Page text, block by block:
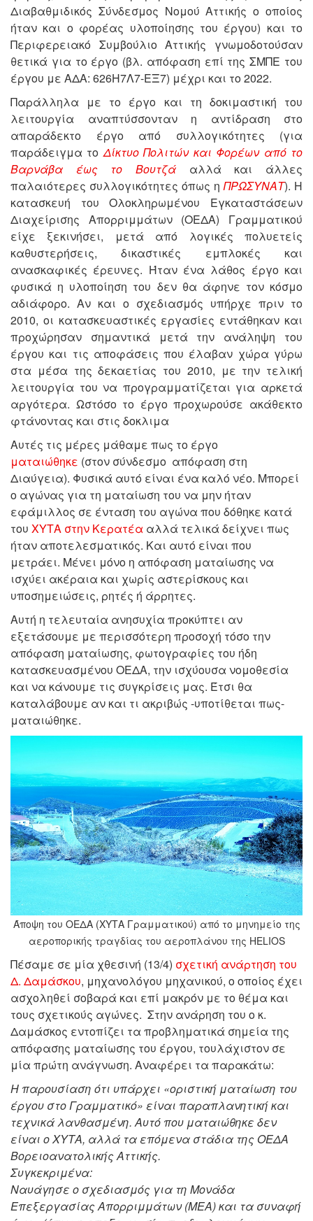
Διαβαθμιδικός Σύνδεσμος Νομού Αττικής ο οποίος
ήταν και ο φορέας υλοποίησης του έργου) και το
Περιφερειακό Συμβούλιο Αττικής γνωμοδοτούσαν
θετικά για το έργο (βλ. απόφαση επί της ΣΜΠΕ του
έργου με ΑΔΑ: 626Η7Λ7-ΕΞ7) μέχρι και το 2022.
Παράλληλα με το έργο και τη δοκιμαστική του
λειτουργία αναπτύσσονταν η αντίδραση στο
απαράδεκτο έργο από συλλογικότητες (για
παράδειγμα τοΔίκτυο Πολιτών και Φορέων από το
Βαρνάβα έως το Βουτζά
αλλά και άλλες
παλαιότερες συλλογικότητες όπως ηΠΡΩΣΥΝΑΤ). Η
κατασκευή του Ολοκληρωμένου Εγκαταστάσεων
Διαχείρισης Απορριμμάτων (ΟΕΔΑ) Γραμματικού
είχε ξεκινήσει, μετά από λογικές πολυετείς
καθυστερήσεις, δικαστικές εμπλοκές και
ανασκαφικές έρευνες. Ήταν ένα λάθος έργο και
φυσικά η υλοποίηση του δεν θα άφηνε τον κόσμο
αδιάφορο. Αν και ο σχεδιασμός υπήρχε πριν το
2010, οι κατασκευαστικές εργασίες εντάθηκαν και
προχώρησαν σημαντικά μετά την ανάληψη του
έργου και τις αποφάσεις που έλαβαν χώρα γύρω
στα μέσα της δεκαετίας του 2010, με την τελική
λειτουργία του να προγραμματίζεται για αρκετά
αργότερα. Ωστόσο το έργο προχωρούσε ακάθεκτο
φτάνοντας και στις δοκλιμα
Αυτές τις μέρες μάθαμε πως το έργο
ματαιώθηκε (στον σύνδεσμο απόφαση στη
Διαύγεια). Φυσικά αυτό είναι ένα καλό νέο. Μπορεί
ο αγώνας για τη ματαίωση του να μην ήταν
εφάμιλλος σε ένταση του αγώνα που δόθηκε κατά
του ΧΥΤΑ στην Κερατέα αλλά τελικά δείχνει πως
ήταν αποτελεσματικός. Και αυτό είναι που
μετράει. Μένει μόνο η απόφαση ματαίωσης να
ισχύει ακέραια και χωρίς αστερίσκους και
υποσημειώσεις, ρητές ή άρρητες.
Αυτή η τελευταία ανησυχία προκύπτει αν
εξετάσουμε με περισσότερη προσοχή τόσο την
απόφαση ματαίωσης, φωτογραφίες του ήδη
κατασκευασμένου ΟΕΔΑ, την ισχύουσα νομοθεσία
και να κάνουμε τις συγκρίσεις μας. Έτσι θα
καταλάβουμε αν και τι ακριβώς -υποτίθεται πως-
ματαιώθηκε.
Άποψη του ΟΕΔΑ (ΧΥΤΑ Γραμματικού) από το μηνημείο της
αεροπορικής τραγδίας του αεροπλάνου της HELIOS
Πέσαμε σε μία χθεσινή (13/4) σχετική ανάρτηση του
Δ. Δαμάσκου, μηχανολόγου μηχανικού, ο οποίος έχει
ασχοληθεί σοβαρά και επί μακρόν με το θέμα και
τους σχετικούς αγώνες. Στην ανάρηση του ο κ.
Δαμάσκος εντοπίζει τα προβληματικά σημεία της
απόφασης ματαίωσης του έργου, τουλάχιστον σε
μία πρώτη ανάγνωση. Αναφέρει τα παρακάτω:
Η παρουσίαση ότι υπάρχει «οριστική ματαίωση του
έργου στο Γραμματικό» είναι παραπλανητική και
τεχνικά λανθασμένη.Αυτό που ματαιώθηκε δεν
είναι ο ΧΥΤΑ, αλλά τα επόμενα στάδια της ΟΕΔΑ
Βορειοανατολικής Αττικής.
Συγκεκριμένα:
Ναυάγησε ο σχεδιασμός για τη Μονάδα
Επεξεργασίας Απορριμμάτων (ΜΕΑ) και τα συναφή